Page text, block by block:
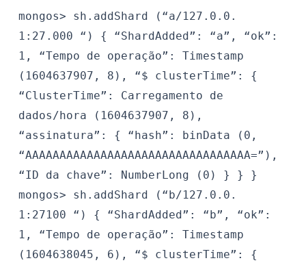
mongos> sh.addShard (“a/127.0.0.
1:27.000 “)
{ “ShardAdded”: “a”,
“ok”:
1,
“Tempo de operação”: Timestamp
(1604637907, 8),
“$ clusterTime”: {
“ClusterTime”: Carregamento de
dados/hora (1604637907, 8),
“assinatura”: {
“hash”: binData (0,
“AAAAAAAAAAAAAAAAAAAAAAAAAAAAAAAAA=”),
“ID da chave”: NumberLong (0)
} }
}
mongos> sh.addShard (“b/127.0.0.
1:27100 “)
{ “ShardAdded”: “b”,
“ok”:
1,
“Tempo de operação”: Timestamp
(1604638045, 6),
“$ clusterTime”: {